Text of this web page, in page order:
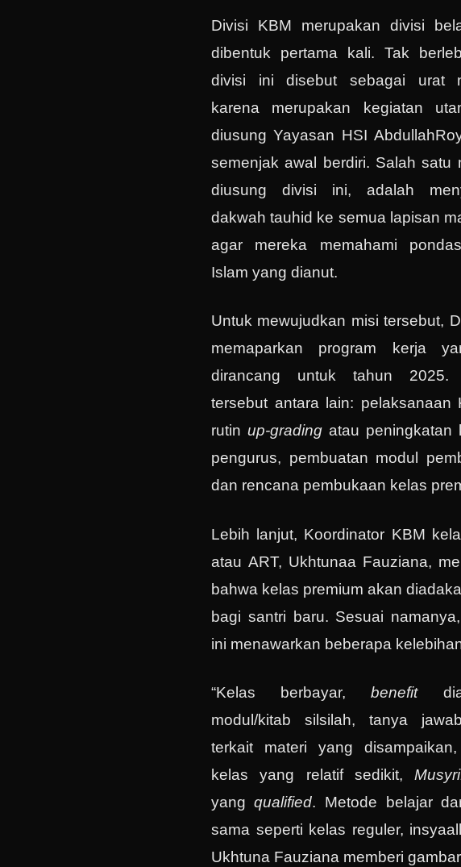
Divisi KBM merupakan divisi
dibentuk pertama kali. Tak
divisi ini disebut sebagai urat
karena merupakan kegiatan
diusung Yayasan HSI
semenjak awal berdiri. Salah satu
diusung divisi ini, adalah
dakwah tauhid ke semua lapisan
agar mereka memahami
Islam yang dianut.
Untuk mewujudkan misi tersebut,
memaparkan program kerja
dirancang untuk tahun 2025.
tersebut antara lain: pelaksanaan
rutin up-grading atau peningkatan
pengurus, pembuatan modul
dan rencana pembukaan kelas
Lebih lanjut, Koordinator KBM
atau ART, Ukhtunaa Fauziana,
bahwa kelas premium akan
bagi santri baru. Sesuai
ini menawarkan beberapa
“Kelas berbayar, benefit
modul/kitab silsilah, tanya
terkait materi yang
kelas yang relatif sedikit,
yang qualified. Metode belajar
sama seperti kelas reguler,
Ukhtuna Fauziana memberi